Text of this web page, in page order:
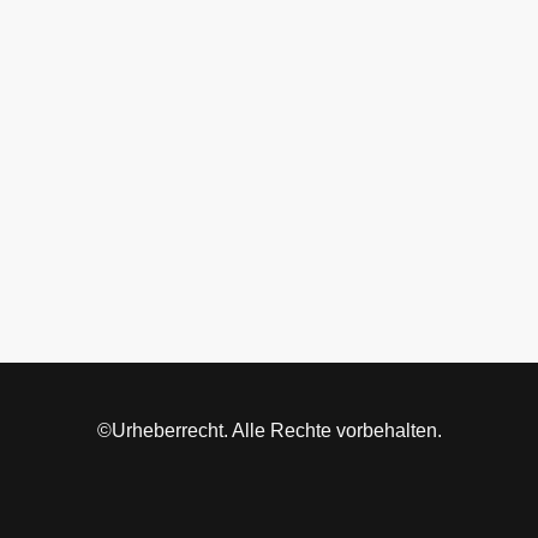
©Urheberrecht. Alle Rechte vorbehalten.